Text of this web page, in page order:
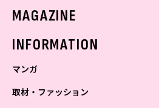
MAGAZINE
INFORMATION
マンガ
少年マンガ
取材・ファッション